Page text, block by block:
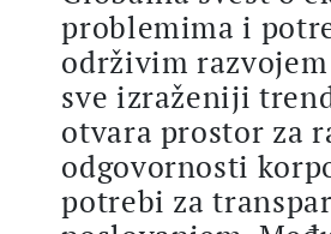
problemima i
održivim
sve izraženiji
otvara prostor za
odgovornosti
potrebi za